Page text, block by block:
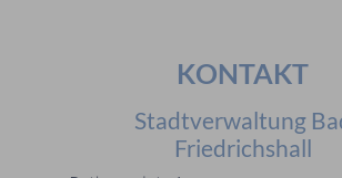
KONTAKT
Stadtverwaltung
Friedrichshall